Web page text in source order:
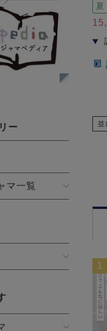
ー
マ一覧
夏
並
1